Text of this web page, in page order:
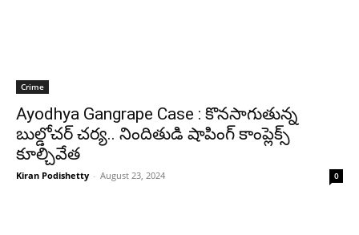
Crime
Ayodhya Gangrape Case : కొన‌సాగుతున్న
బుల్డోచ‌ర్ చ‌ర్య‌.. నిందితుడి షాపింగ్ కాంప్లెక్స్
కూల్చివేత‌
Kiran Podishetty - August 23, 2024 0